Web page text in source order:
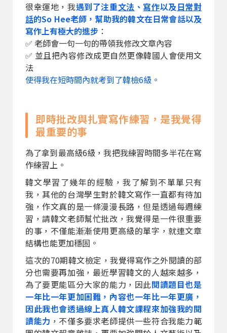
很幸運地，我遇到了注重文法 、寫作以及日常對
話的So Hee老師，幫助我的韓文在日常會話以及
寫作上有極大的進步 ：
✅ 老師會一句一句的帶領我修改文章內容
✅ 並且把內容修改成更自然更像韓國人會使用文
法
使得我在短時間內就考到了韓檢6級。
即時批改與扎實寫作練習，是我覺得
最重要的事
為了拿到最高級6級，我把我練習時間多半花在寫
作練習上。
韓文學習了幾年的經驗，我了解到不單單只有
我，其他的台灣學生對於韓文寫作一直都有待加
強，作文真的是一條漫漫長路，但是透過每週練
習，請韓文老師幫忙批改，我覺得是一件很重要
的事，不僅能漸漸使用更高級的單字，就連文章
結構也能更加穩固。
這次的70期韓文檢定，我覺得寫作之外閱讀的部
分也需要再加強，最近學習韓文的人越來越多，
為了要更能區分大家的能力，因此閱讀題目也是
一年比一年更加困難，內容也一年比一年更廣，
因此我也會透過線上真人韓文課程來加強我的閱
讀能力 ，不僅多要求老師提供一些符合我能力範